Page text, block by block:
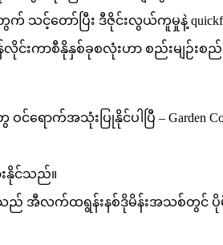
သင့်တော်ပြီး ဒီဇိုင်းလွယ်ကူမှုနဲ့
ာစီနိုနှစ်ခုစလုံးဟာ စည်းမျဉ်းစည်
ာက်အသုံးပြုနိုင်ပါပြီ – Garden
းနိုင်သည်။
အီလက်ထရွန်းနစ်ဒိုမိန်းအသစ်တွင် ပိုမို